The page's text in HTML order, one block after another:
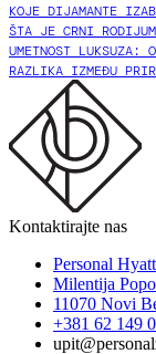
KOJE DIJAMANTE
ŠTA JE CRNI
UMETNOST LUKSUZA:
RAZLIKA IZMEĐU
Kontaktirajte nas
Personal
Milentija
11070 Novi
+381 62 149